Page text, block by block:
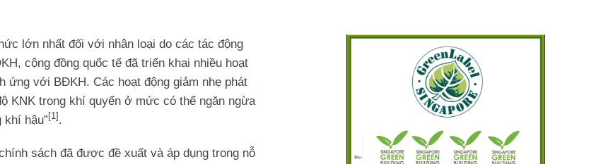
lớn nhất đối với nhân loại do các tác động
cộng đồng quốc tế đã triển khai nhiều hoạt
ứng với BĐKH. Các hoạt động giảm nhẹ phát
KNK trong khí quyển ở mức có thể ngăn ngừa
hậu”[1] .
sách đã được đề xuất và áp dụng trong nỗ